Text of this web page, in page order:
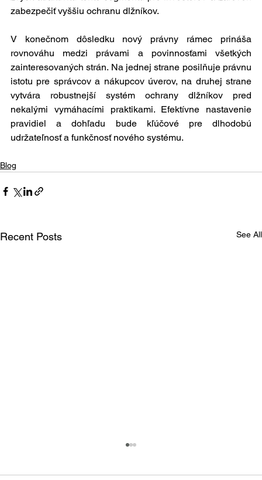
zabezpečiť vyššiu ochranu dlžníkov.
V konečnom dôsledku nový právny rámec prináša
rovnováhu medzi právami a povinnosťami všetkých
zainteresovaných strán. Na jednej strane posilňuje právnu
istotu pre správcov a nákupcov úverov, na druhej strane
vytvára robustnejší systém ochrany dlžníkov pred
nekalými vymáhacími praktikami. Efektívne nastavenie
pravidiel a dohľadu bude kľúčové pre dlhodobú
udržateľnosť a funkčnosť nového systému.
Blog
Recent Posts See All